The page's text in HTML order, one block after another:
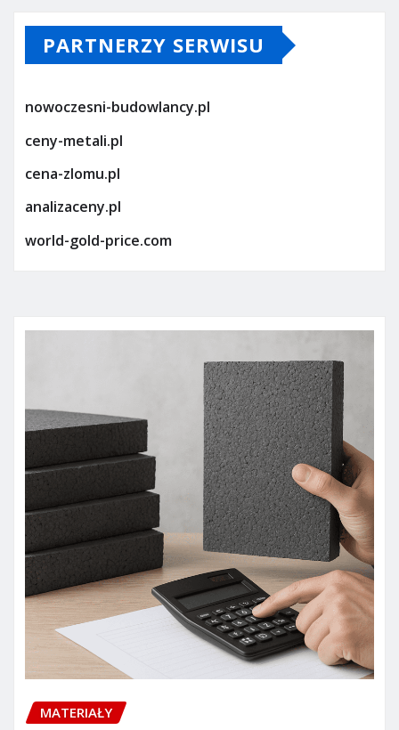
PARTNERZY SERWISU
nowoczesni-budowlancy.pl
ceny-metali.pl
cena-zlomu.pl
analizaceny.pl
world-gold-price.com
MATERIAŁY